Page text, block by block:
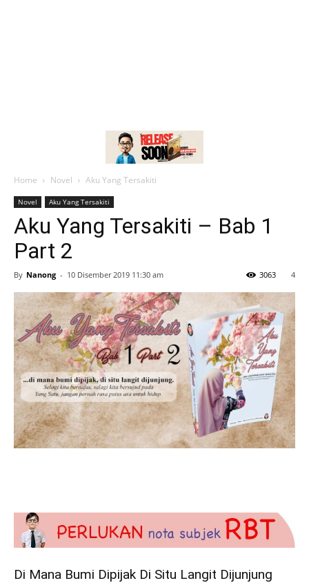
Home Novel Aku Yang Tersakiti
Novel Aku Yang Tersakiti
Aku Yang Tersakiti – Bab 1
Part 2
By Nanong - 10 Disember 2019 11:30 am 4
3063
Di Mana Bumi Dipijak Di Situ Langit Dijunjung